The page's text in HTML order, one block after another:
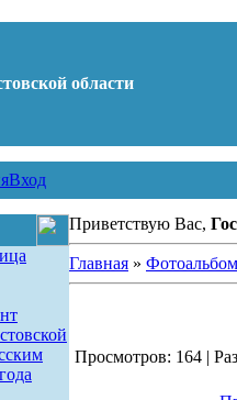
области
Вход
Приветствую Вас,
Главная» Фотоальбом
Просмотров: 164 |